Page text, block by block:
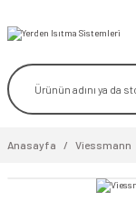
Anasayfa Viessmann